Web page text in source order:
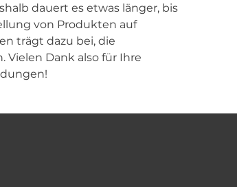
dauert es etwas länger, bis
von Produkten auf
trägt dazu bei, die
Vielen Dank also für Ihre